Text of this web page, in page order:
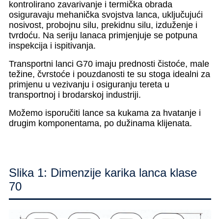
kontrolirano zavarivanje i termička obrada
osiguravaju mehanička svojstva lanca, uključujući
nosivost, probojnu silu, prekidnu silu, izduženje i
tvrdoću. Na seriju lanaca primjenjuje se potpuna
inspekcija i ispitivanja.
Transportni lanci G70 imaju prednosti čistoće, male
težine, čvrstoće i pouzdanosti te su stoga idealni za
primjenu u vezivanju i osiguranju tereta u
transportnoj i brodarskoj industriji.
Možemo isporučiti lance sa kukama za hvatanje i
drugim komponentama, po dužinama klijenata.
Slika 1: Dimenzije karika lanca klase
70